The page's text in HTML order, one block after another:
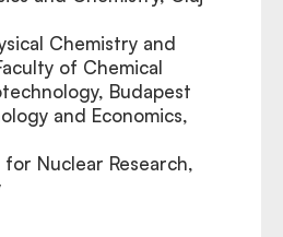
Chemistry and
of Chemical
Budapest
and Economics,
Nuclear Research,